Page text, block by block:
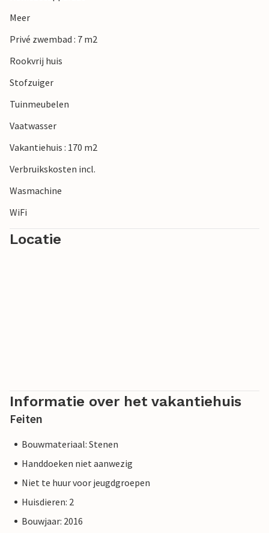
Meer
Privé zwembad : 7 m2
Rookvrij huis
Stofzuiger
Tuinmeubelen
Vaatwasser
Vakantiehuis : 170 m2
Verbruikskosten incl.
Wasmachine
WiFi
Locatie
Informatie over het vakantiehuis
Feiten
Bouwmateriaal: Stenen
Handdoeken niet aanwezig
Niet te huur voor jeugdgroepen
Huisdieren: 2
Bouwjaar: 2016